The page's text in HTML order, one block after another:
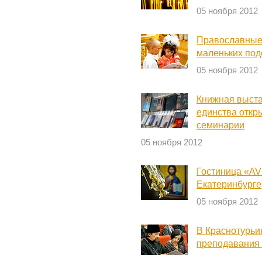
05 ноября 2012
маленьких
05 ноября 2012
Книжная
единства
семинарии
05 ноября 2012
Гостиница
Екатеринбурге
05 ноября 2012
В